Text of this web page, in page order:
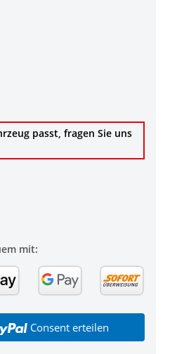
passt, fragen Sie uns
mit:
Consent erteilen